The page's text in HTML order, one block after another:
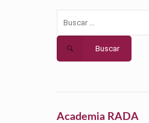
Buscar
Academia RADA